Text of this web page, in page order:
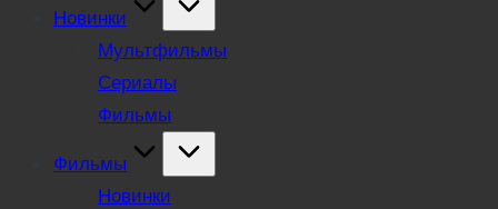
Новинки
Мультфильмы
Сериалы
Фильмы
Фильмы
Новинки